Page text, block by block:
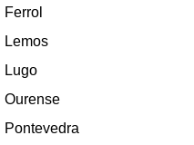
Ferrol
Lemos
Lugo
Ourense
Pontevedra